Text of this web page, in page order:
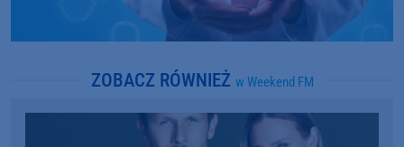
ZOBACZ RÓWNIEŻ w Weekend FM